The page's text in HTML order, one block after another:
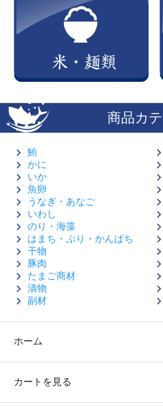
商品カ
鮪
かに
いか
魚卵
うなぎ・あなご
いわし
のり・海藻
はまち・ぶり・かんぱち
干物
豚肉
たまご商材
漬物
副材
ホーム
カートを見る